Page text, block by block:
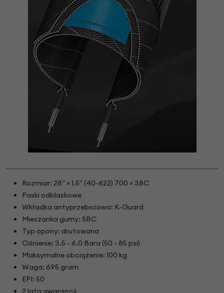
Rozmiar: 28" × 1.5" (40-622) 700 × 38C
Paski odblaskowe
Wkładka antyprzebiciowa: K-Guard
Mieszanka gumy: SBC
Typ opony: drutowana
Ciśnienie: 3.5 - 6.0 Bara (50 - 85 psi)
Maksymalne obciążenie: 100 kg
Waga: 695 gram
EPI: 50
2 lata gwarancji